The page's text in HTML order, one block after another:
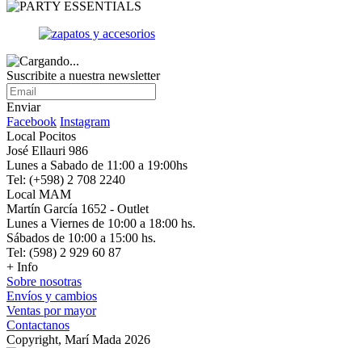
Suscribite a nuestra newsletter
Enviar
Facebook Instagram
Local Pocitos
José Ellauri 986
Lunes a Sabado de 11:00 a 19:00hs
Tel: (+598) 2 708 2240
Local MAM
Martín García 1652 - Outlet
Lunes a Viernes de 10:00 a 18:00 hs.
Sábados de 10:00 a 15:00 hs.
Tel: (598) 2 929 60 87
+ Info
Sobre nosotras
Envíos y cambios
Ventas por mayor
Contactanos
Copyright, Marí Mada 2026